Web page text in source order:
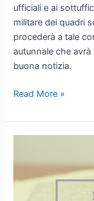
ufficiali e ai
militare dei quadri
procederà a tale
autunnale che
buona notizia.
Riconoscimento
dell’istruzione
militare
Read More »